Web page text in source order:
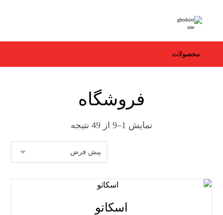
محصولات
فروشگاه
نمایش 1–9 از 49 نتیجه
اسکاتو